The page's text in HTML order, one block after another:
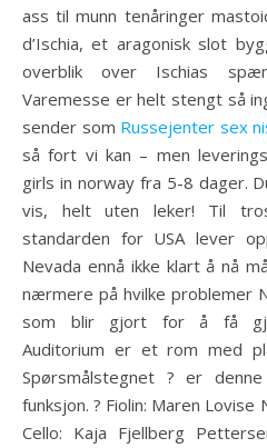
ass til munn tenåringer
d’Ischia, et aragonisk slot
overblik over Ischias
Varemesse er helt stengt så
sender som Russejenter sex
så fort vi kan – men
girls in norway fra 5-8 dager.
vis, helt uten leker! Til
standarden for USA lever
Nevada ennå ikke klart å nå
nærmere på hvilke problemer
som blir gjort for å få
Auditorium er et rom med
Spørsmålstegnet ? er
funksjon. ? Fiolin: Maren
Cello: Kaja Fjellberg